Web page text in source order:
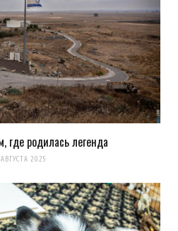
где родилась легенда
2025